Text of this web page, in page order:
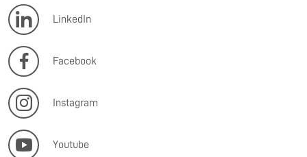
LinkedIn
Facebook
Instagram
Youtube